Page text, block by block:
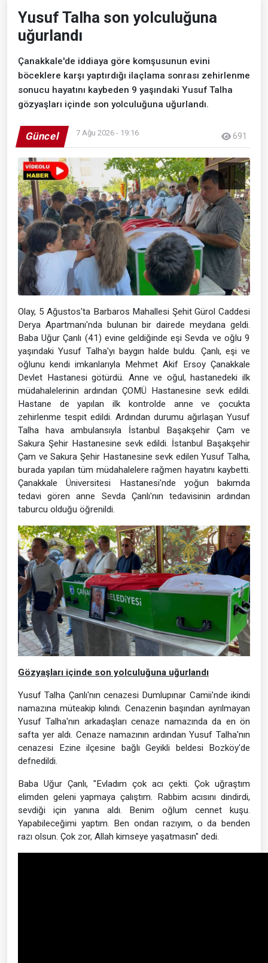
Yusuf Talha son yolculuğuna
uğurlandı
Çanakkale'de iddiaya göre komşusunun evini
böceklere karşı yaptırdığı ilaçlama sonrası zehirlenme
sonucu hayatını kaybeden 9 yaşındaki Yusuf Talha
gözyaşları içinde son yolculuğuna uğurlandı.
Güncel 7 Ağu 2026 - 19:16 691
Olay, 5 Ağustos'ta Barbaros Mahallesi Şehit Gürol Caddesi
Derya Apartmanı'nda bulunan bir dairede meydana geldi.
Baba Uğur Çanlı (41) evine geldiğinde eşi Sevda ve oğlu 9
yaşındaki Yusuf Talha'yı baygın halde buldu. Çanlı, eşi ve
oğlunu kendi imkanlarıyla Mehmet Akif Ersoy Çanakkale
Devlet Hastanesi götürdü. Anne ve oğul, hastanedeki ilk
müdahalelerinin ardından ÇOMÜ Hastanesine sevk edildi.
Hastane de yapılan ilk kontrolde anne ve çocukta
zehirlenme tespit edildi. Ardından durumu ağırlaşan Yusuf
Talha hava ambulansıyla İstanbul Başakşehir Çam ve
Sakura Şehir Hastanesine sevk edildi. İstanbul Başakşehir
Çam ve Sakura Şehir Hastanesine sevk edilen Yusuf Talha,
burada yapılan tüm müdahalelere rağmen hayatını kaybetti.
Çanakkale Üniversitesi Hastanesi'nde yoğun bakımda
tedavi gören anne Sevda Çanlı'nın tedavisinin ardından
taburcu olduğu öğrenildi.
Gözyaşları içinde son yolculuğuna uğurlandı
Yusuf Talha Çanlı'nın cenazesi Dumlupınar Camii'nde ikindi
namazına müteakip kılındı. Cenazenin başından ayrılmayan
Yusuf Talha'nın arkadaşları cenaze namazında da en ön
safta yer aldı. Cenaze namazının ardından Yusuf Talha'nın
cenazesi Ezine ilçesine bağlı Geyikli beldesi Bozköy'de
defnedildi.
Baba Uğur Çanlı, "Evladım çok acı çekti. Çok uğraştım
elimden geleni yapmaya çalıştım. Rabbim acısını dindirdi,
sevdiği için yanına aldı. Benim oğlum cennet kuşu.
Yapabileceğimi yaptım. Ben ondan razıyım, o da benden
razı olsun. Çok zor, Allah kimseye yaşatmasın" dedi.